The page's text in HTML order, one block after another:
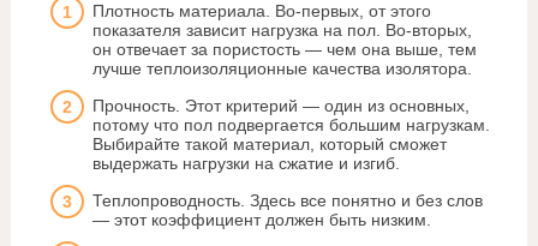
Плотность материала. Во-первых, от этого
показателя зависит нагрузка на пол. Во-вторых,
он отвечает за пористость — чем она выше, тем
лучше теплоизоляционные качества изолятора.
Прочность. Этот критерий — один из основных,
потому что пол подвергается большим нагрузкам.
Выбирайте такой материал, который сможет
выдержать нагрузки на сжатие и изгиб.
Теплопроводность. Здесь все понятно и без слов
— этот коэффициент должен быть низким.